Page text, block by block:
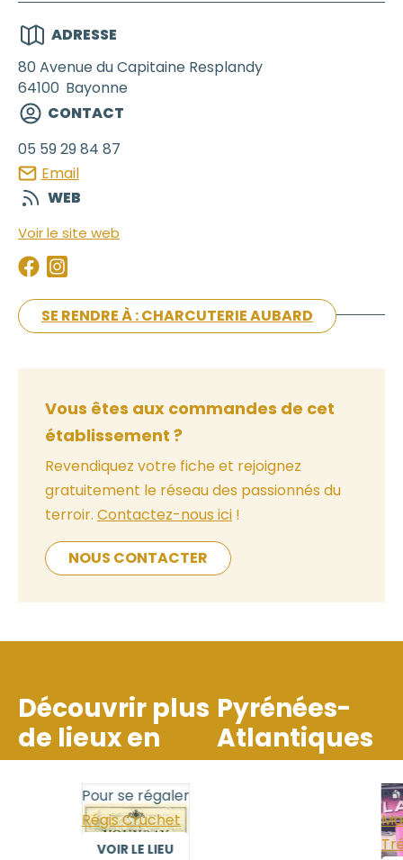
ADRESSE
80 Avenue du Capitaine Resplandy
64100 Bayonne
CONTACT
05 59 29 84 87
Email
WEB
Voir le site web
SE RENDRE À : CHARCUTERIE AUBARD
Vous êtes aux commandes de cet
établissement ?
Revendiquez votre fiche et rejoignez
gratuitement le réseau des passionnés du
terroir. Contactez-nous ici !
NOUS CONTACTER
Découvrir plus
de lieux en
Pyrénées-
Atlantiques
Pour se régaler
Régis Cruchet
VOIR LE LIEU